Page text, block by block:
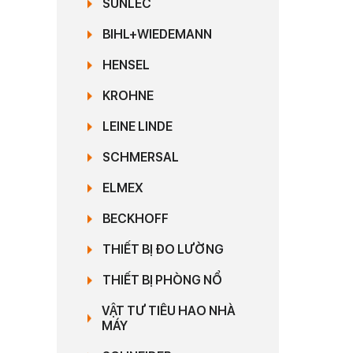
SUNLEC
BIHL+WIEDEMANN
HENSEL
KROHNE
LEINE LINDE
SCHMERSAL
ELMEX
BECKHOFF
THIẾT BỊ ĐO LƯỜNG
THIẾT BỊ PHÒNG NỔ
VẬT TƯ TIÊU HAO NHÀ
MÁY